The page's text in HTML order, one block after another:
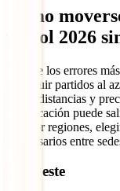
Cómo
fútbol 2026
Uno de los errores
perseguir partidos al
largas distancias y
planificación puede
ruta por regiones,
innecesarios entre
Ruta este